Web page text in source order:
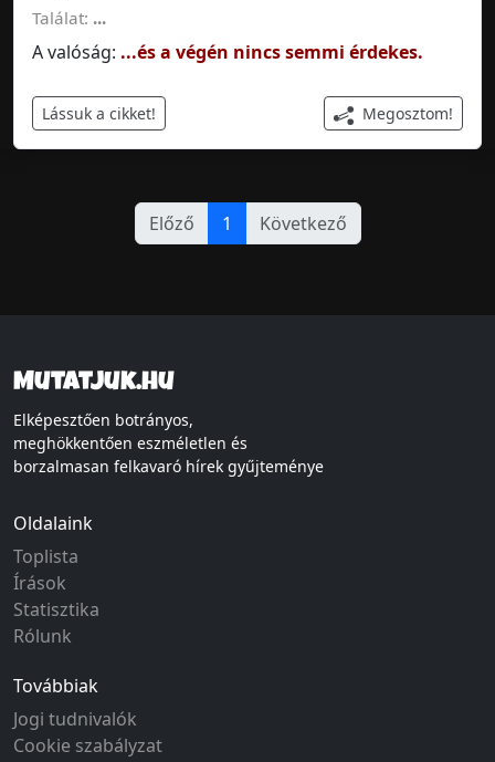
Találat: ...
A valóság: ...és a végén nincs semmi érdekes.
Lássuk a cikket! Megosztom!
Előző 1 Következő
Mutatjuk.hu
Elképesztően botrányos,
meghökkentően eszméletlen és
borzalmasan felkavaró hírek gyűjteménye
Oldalaink
Toplista
Írások
Statisztika
Rólunk
Továbbiak
Jogi tudnivalók
Cookie szabályzat